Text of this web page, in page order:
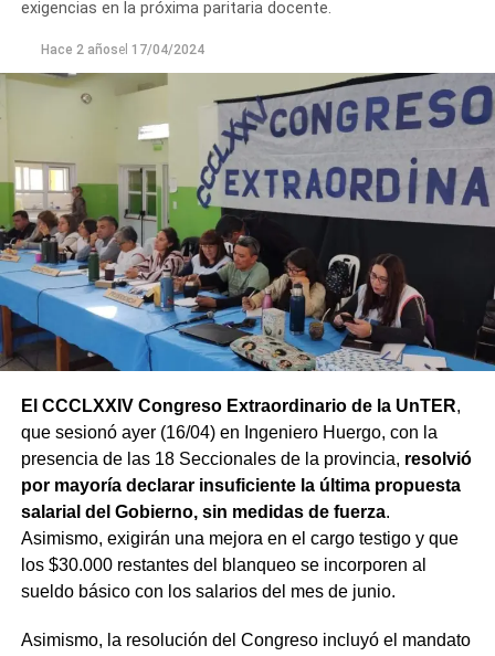
exigencias en la próxima paritaria docente.
Hace 2 añosel 17/04/2024
El CCCLXXIV Congreso Extraordinario de la UnTER,
que sesionó ayer (16/04) en Ingeniero Huergo, con la
presencia de las 18 Seccionales de la provincia, resolvió
por mayoría declarar insuficiente la última propuesta
salarial del Gobierno, sin medidas de fuerza.
Asimismo, exigirán una mejora en el cargo testigo y que
los $30.000 restantes del blanqueo se incorporen al
sueldo básico con los salarios del mes de junio.
Asimismo, la resolución del Congreso incluyó el mandato